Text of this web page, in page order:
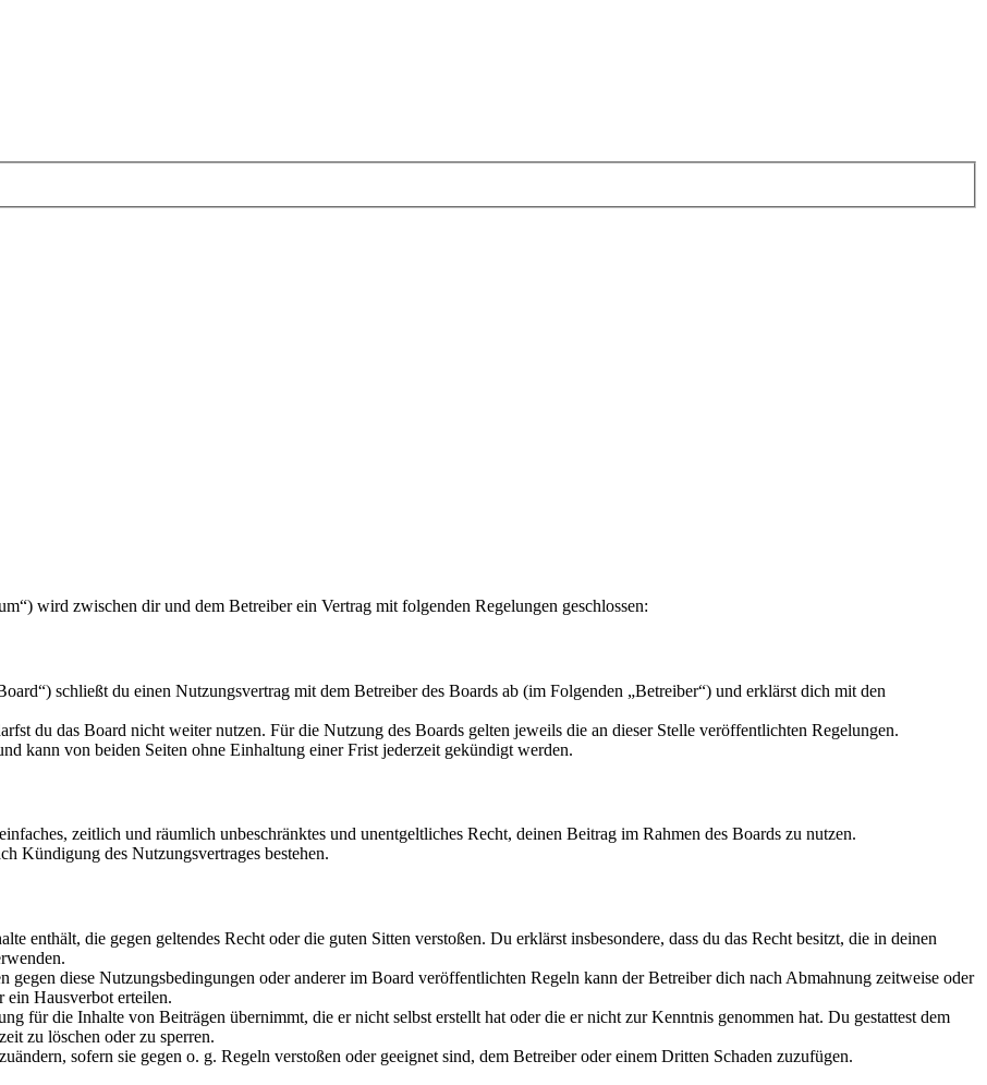
wird zwischen dir und dem Betreiber ein Vertrag mit folgenden Regelungen geschlossen:
schließt du einen Nutzungsvertrag mit dem Betreiber des Boards ab (im Folgenden „Betreiber“) und erklärst dich mit den
du das Board nicht weiter nutzen. Für die Nutzung des Boards gelten jeweils die an dieser Stelle veröffentlichten Regelungen.
kann von beiden Seiten ohne Einhaltung einer Frist jederzeit gekündigt werden.
zeitlich und räumlich unbeschränktes und unentgeltliches Recht, deinen Beitrag im Rahmen des Boards zu nutzen.
Kündigung des Nutzungsvertrages bestehen.
enthält, die gegen geltendes Recht oder die guten Sitten verstoßen. Du erklärst insbesondere, dass du das Recht besitzt, die in deinen
gegen diese Nutzungsbedingungen oder anderer im Board veröffentlichten Regeln kann der Betreiber dich nach Abmahnung zeitweise oder
ein Hausverbot erteilen.
für die Inhalte von Beiträgen übernimmt, die er nicht selbst erstellt hat oder die er nicht zur Kenntnis genommen hat. Du gestattest dem
zu löschen oder zu sperren.
sofern sie gegen o. g. Regeln verstoßen oder geeignet sind, dem Betreiber oder einem Dritten Schaden zuzufügen.